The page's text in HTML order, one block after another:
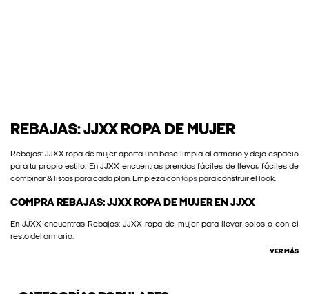
REBAJAS: JJXX ROPA DE MUJER
Rebajas: JJXX ropa de mujer aporta una base limpia al armario y deja espacio
para tu propio estilo. En JJXX encuentras prendas fáciles de llevar, fáciles de
combinar & listas para cada plan. Empieza contopspara construir el look.
COMPRA REBAJAS: JJXX ROPA DE MUJER EN JJXX
En JJXX encuentras Rebajas: JJXX ropa de mujer para llevar solos o con el
resto del armario.
VER MÁS